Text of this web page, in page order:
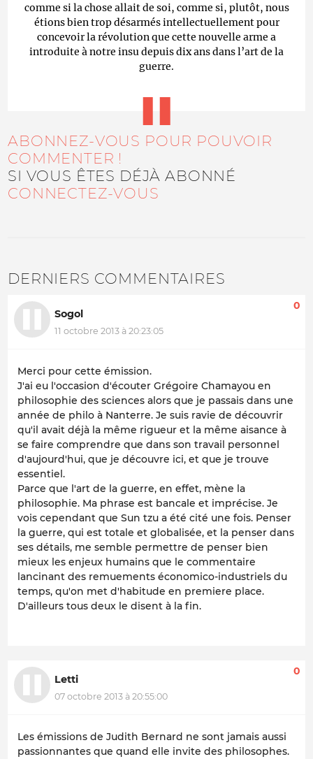
comme si la chose allait de soi, comme si, plutôt, nous
étions bien trop désarmés intellectuellement pour
concevoir la révolution que cette nouvelle arme a
introduite à notre insu depuis dix ans dans l’art de la
guerre.
ABONNEZ-VOUS POUR POUVOIR
COMMENTER !
SI VOUS ÊTES DÉJÀ ABONNÉ
CONNECTEZ-VOUS
DERNIERS COMMENTAIRES
Sogol
11 octobre 2013 à 20:23:05
0
Merci pour cette émission.
J'ai eu l'occasion d'écouter Grégoire Chamayou en
philosophie des sciences alors que je passais dans une
année de philo à Nanterre. Je suis ravie de découvrir
qu'il avait déjà la même rigueur et la même aisance à
se faire comprendre que dans son travail personnel
d'aujourd'hui, que je découvre ici, et que je trouve
essentiel.
Parce que l'art de la guerre, en effet, mène la
philosophie. Ma phrase est bancale et imprécise. Je
vois cependant que Sun tzu a été cité une fois. Penser
la guerre, qui est totale et globalisée, et la penser dans
ses détails, me semble permettre de penser bien
mieux les enjeux humains que le commentaire
lancinant des remuements économico-industriels du
temps, qu'on met d'habitude en premiere place.
D'ailleurs tous deux le disent à la fin.
Letti
07 octobre 2013 à 20:55:00
0
Les émissions de Judith Bernard ne sont jamais aussi
passionnantes que quand elle invite des philosophes.